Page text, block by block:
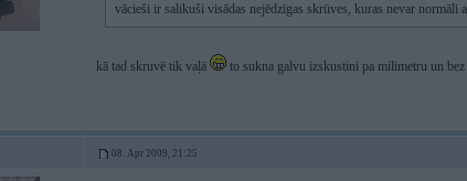
vācieši ir salikuši visādas nejēdzīgas skrūves, kuras nevar normāli
kā tad skruvē tik vaļā to sukna galvu izskustini pa milimetru un
08. Apr 2009, 21:25